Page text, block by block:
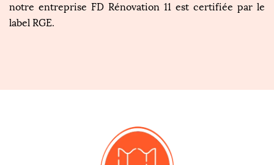
notre entreprise FD Rénovation 11 est certifiée par le
label RGE.